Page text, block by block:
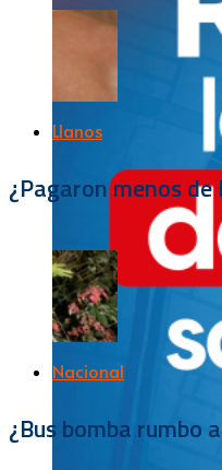
Llanos
¿Pagaron menos
Nacional
¿Bus bomba rumbo